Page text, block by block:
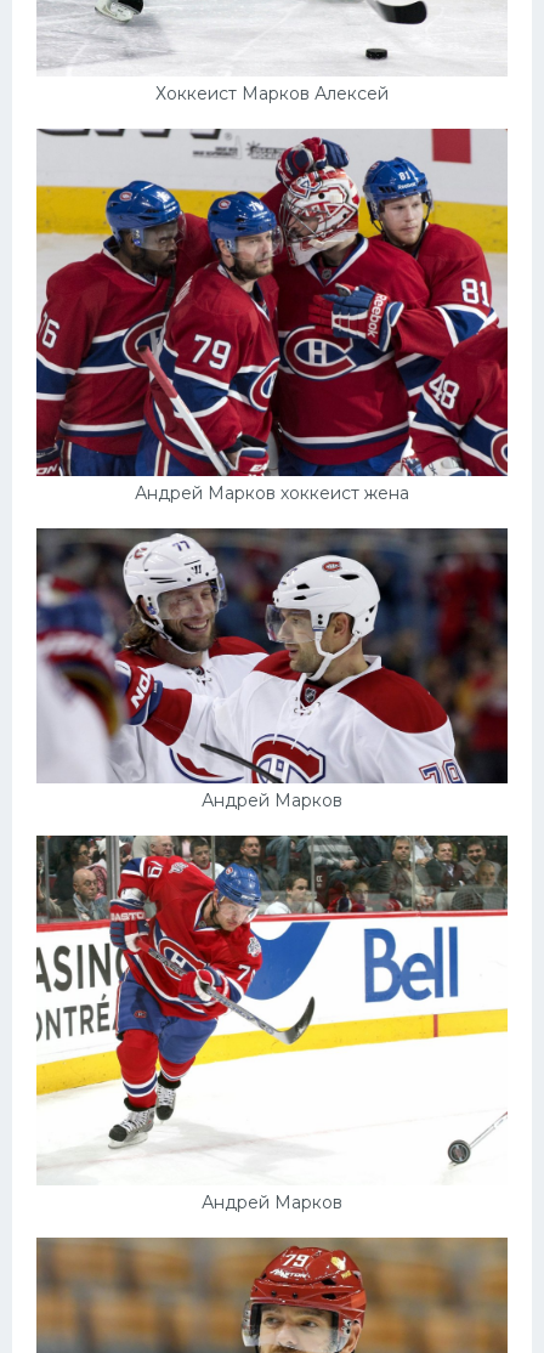
Хоккеист Марков Алексей
Андрей Марков хоккеист жена
Андрей Марков
Андрей Марков